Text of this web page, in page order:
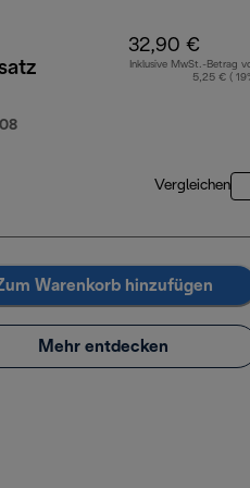
€
32,90 €
Inklusive MwSt.-Betrag
5,25 € (
Vergleichen
Warenkorb hinzufügen
Mehr entdecken